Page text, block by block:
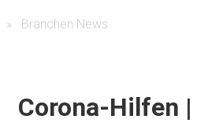
Branchen News
Corona-Hilfen